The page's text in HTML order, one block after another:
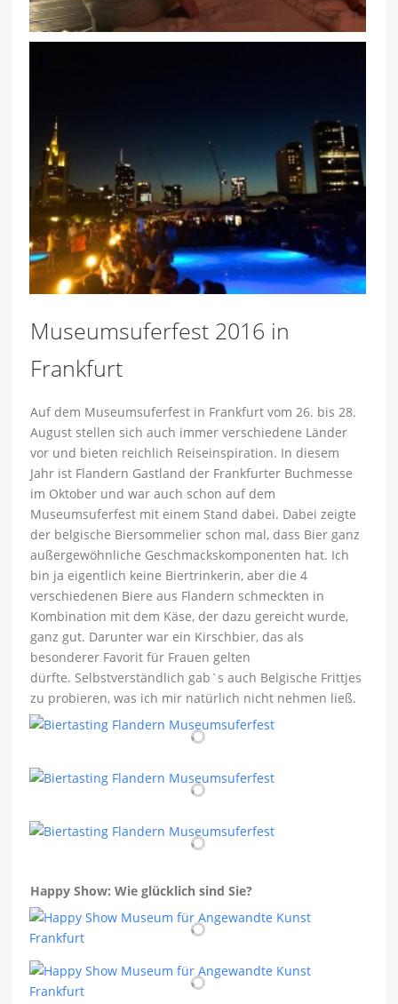
Museumsuferfest 2016 in
Frankfurt
Auf dem Museumsuferfest in Frankfurt vom 26. bis 28.
August stellen sich auch immer verschiedene Länder
vor und bieten reichlich Reiseinspiration. In diesem
Jahr ist Flandern Gastland der Frankfurter Buchmesse
im Oktober und war auch schon auf dem
Museumsuferfest mit einem Stand dabei. Dabei zeigte
der belgische Biersommelier schon mal, dass Bier ganz
außergewöhnliche Geschmackskomponenten hat. Ich
bin ja eigentlich keine Biertrinkerin, aber die 4
verschiedenen Biere aus Flandern schmeckten in
Kombination mit dem Käse, der dazu gereicht wurde,
ganz gut. Darunter war ein Kirschbier, das als
besonderer Favorit für Frauen gelten
dürfte. Selbstverständlich gab`s auch Belgische Frittjes
zu probieren, was ich mir natürlich nicht nehmen ließ.
Happy Show: Wie glücklich sind Sie?